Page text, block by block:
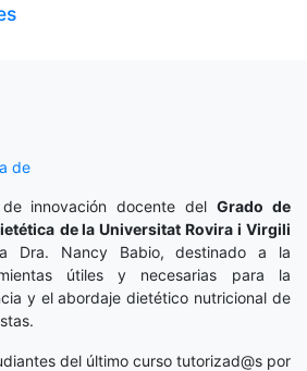
de
innovación docente delGrado de
de la Universitat Rovira i Virgili
Dra. Nancy Babio, destinado a la
útiles y necesarias para la
y el abordaje dietético nutricional de
del último curso tutorizad@s por